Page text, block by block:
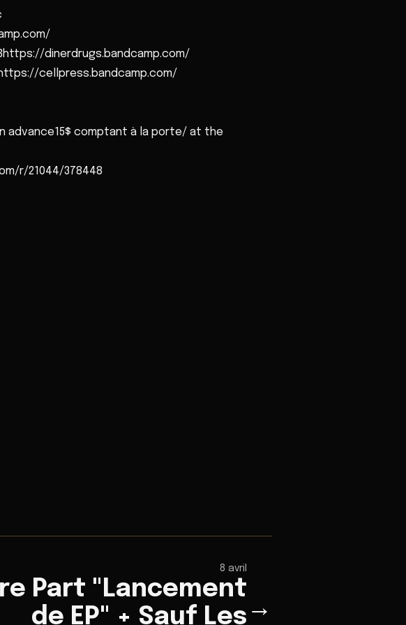
dinerdrugs.bandcamp.com/
cellpress.bandcamp.com/
advance15$ comptant à la porte/ at the
r/21044/378448
8 avril
Part "Lancement
de EP" + Sauf Les →